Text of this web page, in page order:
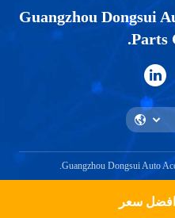
سعر
Guangzhou Dongsui
Parts
Guangzhou Dongsui Auto